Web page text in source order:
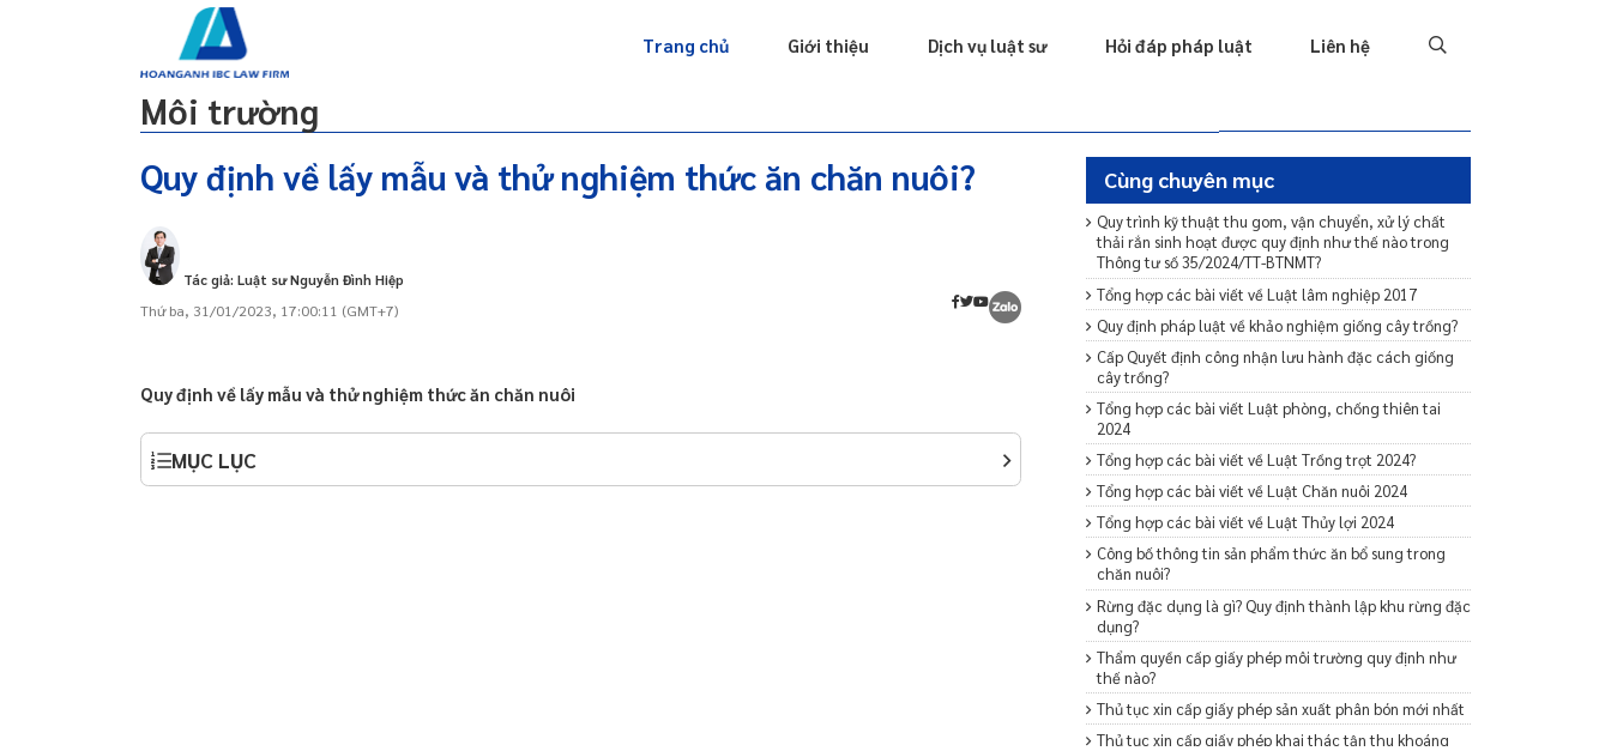
Trang chủ Giới thiệu Dịch vụ luật sư Hỏi đáp pháp luật Liên hệ
Dự án đầu tư Hôn nhân & Gia đình
Môi trường
Quy định về lấy mẫu và thử nghiệm thức ăn chăn nuôi?
Tác giả: Luật sư Nguyễn Đình Hiệp
Thứ ba, 31/01/2023, 17:00:11 (GMT+7)
Quy định về lấy mẫu và thử nghiệm thức ăn chăn nuôi
MỤC LỤC
Lấy mẫu và thử nghiệm thức ăn chăn nuôi
nghiệp tại Đà
nghiệp tại Đà
Cùng chuyên mục
Quy trình kỹ thuật thu gom, vận chuyển, xử lý chất
thải rắn sinh hoạt được quy định như thế nào trong
Thông tư số 35/2024/TT-BTNMT?
Tổng hợp các bài viết về Luật lâm nghiệp 2017
Quy định pháp luật về khảo nghiệm giống cây trồng?
Cấp Quyết định công nhận lưu hành đặc cách giống
cây trồng?
Tổng hợp các bài viết Luật phòng, chống thiên tai
2024
Tổng hợp các bài viết về Luật Trồng trọt 2024?
Tổng hợp các bài viết về Luật Chăn nuôi 2024
Tổng hợp các bài viết về Luật Thủy lợi 2024
Công bố thông tin sản phẩm thức ăn bổ sung trong
chăn nuôi?
Rừng đặc dụng là gì? Quy định thành lập khu rừng đặc
dụng?
Thẩm quyền cấp giấy phép môi trường quy định như
thế nào?
Thủ tục xin cấp giấy phép sản xuất phân bón mới nhất
Thủ tục xin cấp giấy phép khai thác tận thu khoáng